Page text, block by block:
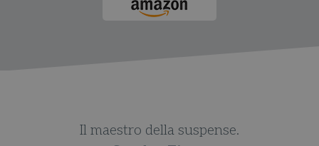
Il maestro della suspense.